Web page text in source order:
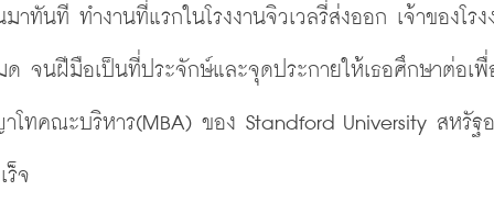
าทันที ทำงานที่แรกในโรงงานจิวเวลรี่ส่งออก เจ้าของโรง
จนฝีมือเป็นที่ประจักษ์และจุดประกายให้เธอศึกษาต่อเพื่
โทคณะบริหาร(MBA) ของ Standford University สหรัฐอ
ร็จ